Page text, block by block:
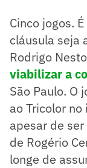
Cinco jogos.
cláusula seja
Rodrigo
viabilizar a
São Paulo. O
ao Tricolor
apesar de
de Rogério
longe de